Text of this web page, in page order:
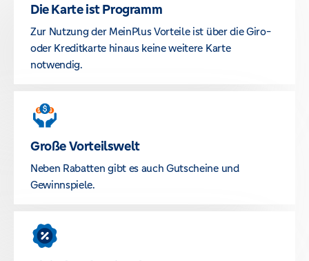
Die Karte ist Programm
Zur Nutzung der MeinPlus Vorteile ist über die Giro-
oder Kreditkarte hinaus keine weitere Karte
notwendig.
Große Vorteilswelt
Neben Rabatten gibt es auch Gutscheine und
Gewinnspiele.